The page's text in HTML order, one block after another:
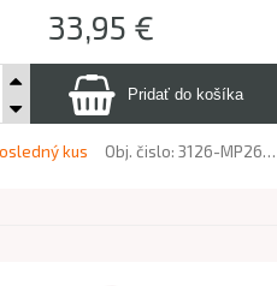
podporu.
33,95 €
kus Obj. čislo:3126-MP2650-08089